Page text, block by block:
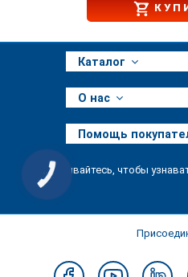
Каталог
О нас
Помощь
Подписывайтесь, чтобы
КНОПКА
ЗВ'ЯЗКУ